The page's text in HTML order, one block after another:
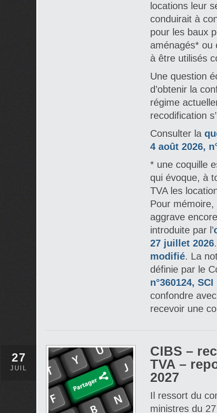
locations leur
conduirait à
pour les baux
aménagés* ou
à être utilisés
Une question
d’obtenir la
régime
recodification
Consulter la
4 août 2026,
* une coquille
qui évoque, à
TVA les
Pour mémoire,
aggrave
introduite par l’
27 juillet 2026
modifié. La
définie par le
n°360124,
confondre
recevoir une
27
JUIL
CIBS –
TVA –
2027
Il ressort du
ministres du